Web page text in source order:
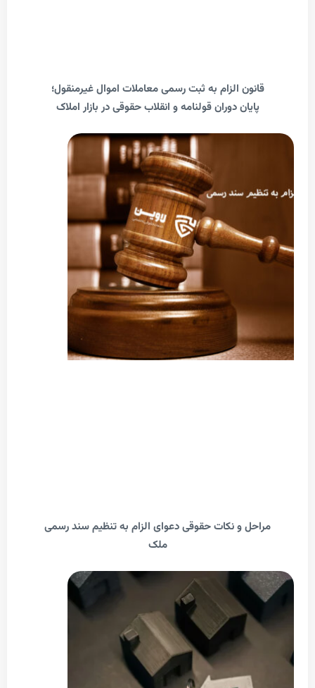
الزام به ثبت رسمی معاملات اموال غیرمنقول؛
پایان دوران قولنامه و انقلاب حقوقی در بازار املاک
و نکات حقوقی دعوای الزام به تنظیم سند رسمی